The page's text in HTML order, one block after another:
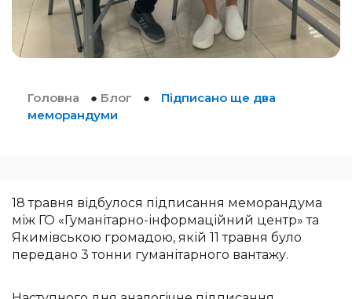
Головна ● Блог ●
Підписано ще два
меморандуми
18 травня відбулося підписання меморандума
між ГО «Гуманітарно-інформаційний центр» та
Якимівською громадою, якій 11 травня було
передано 3 тонни гуманітарного вантажу.